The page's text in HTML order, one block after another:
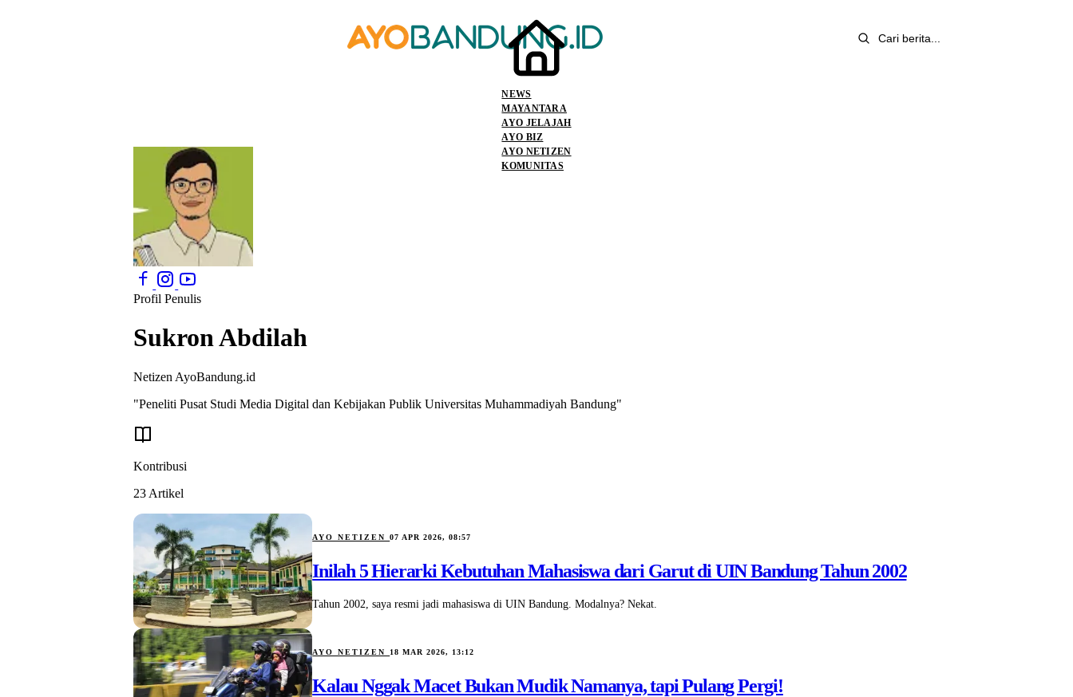
NEWS
MAYANTARA
AYO JELAJAH
AYO BIZ
AYO NETIZEN
KOMUNITAS
Profil Penulis
Sukron Abdilah
Netizen AyoBandung.id
"Peneliti Pusat Studi Media Digital dan Kebijakan Publik Universitas Muhammadiyah Bandung"
Kontribusi
23 Artikel
AYO NETIZEN07 APR 2026, 08:57
Inilah 5 Hierarki Kebutuhan Mahasiswa dari Garut di UIN Bandung Tahun 2002
Tahun 2002, saya resmi jadi mahasiswa di UIN Bandung. Modalnya? Nekat.
AYO NETIZEN 18 MAR 2026, 13:12
Kalau Nggak Macet Bukan Mudik Namanya, tapi Pulang Pergi!